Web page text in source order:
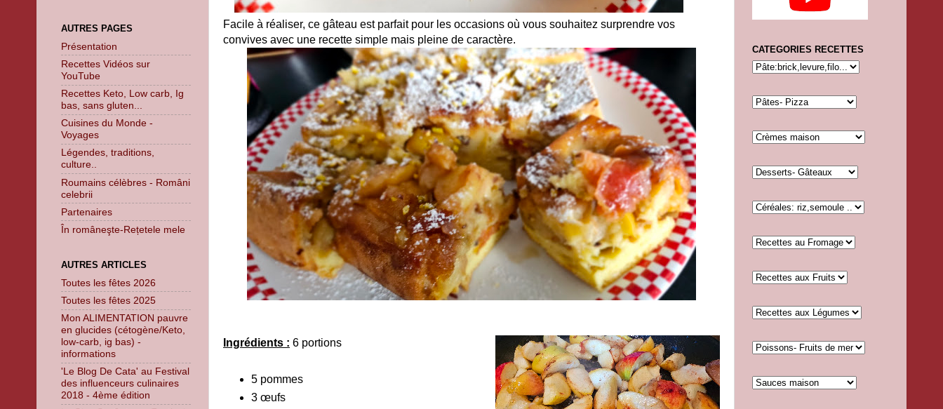
Facile à réaliser, ce gâteau est parfait pour les occasions où vous souhaitez surprendre vos
convives avec une recette simple mais pleine de caractère.
Ingrédients : 6 portions
5 pommes
3 œufs
AUTRES PAGES
Présentation
Recettes Vidéos sur
YouTube
Recettes Keto, Low carb, Ig
bas, sans gluten...
Cuisines du Monde -
Voyages
Légendes, traditions,
culture..
Roumains célèbres - Români
celebrii
Partenaires
În româneşte-Rețetele mele
AUTRES ARTICLES
Toutes les fêtes 2026
Toutes les fêtes 2025
Mon ALIMENTATION pauvre
en glucides (cétogène/Keto,
low-carb, ig bas) -
informations
'Le Blog De Cata' au Festival
des influenceurs culinaires
2018 - 4ème édition
CATEGORIES RECETTES